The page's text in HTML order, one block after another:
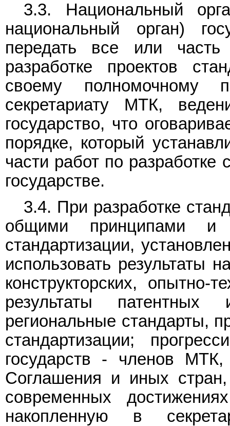
3.3. Национальный
национальный орган)
передать все или
разработке проектов
своему полномочному
секретариату МТК,
государство, что
порядке, который
части работ по
государстве.
3.4. При разработке
общими принципами и
стандартизации,
использовать результаты
конструкторских, опытно-
результаты патентных
региональные стандарты,
стандартизации;
государств - членов МТК,
Соглашения и иных
современных
накопленную в